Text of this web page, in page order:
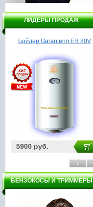
ЛИДЕРЫ ПРОДАЖ
Лодочный мотор Инстар
11910 руб.
БЕНЗОКОСЫ И ТРИММЕРЫ